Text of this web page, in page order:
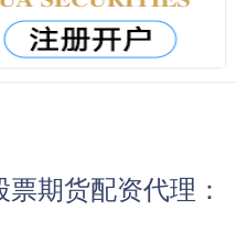
期货配资代理：